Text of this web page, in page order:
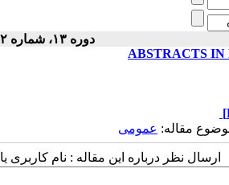
دوره ۱۳، شماره ۲ - ( ۷-۱۳۹۷ )
ABSTRACTS IN
مقاله: عمومى
ارسال نظر درباره این مقاله : نام کاربری